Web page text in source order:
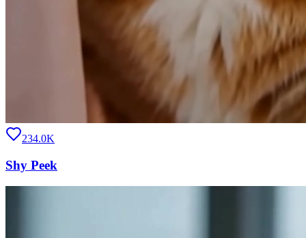
234.0K
Shy Peek